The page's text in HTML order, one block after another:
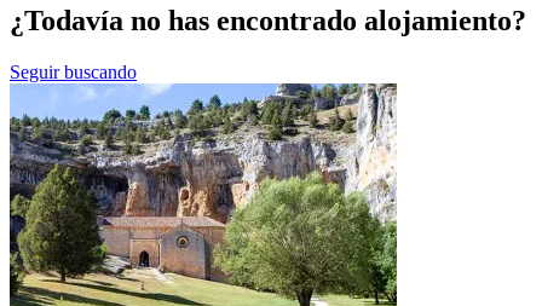
¿Todavía no has encontrado alojamiento?
Seguir buscando